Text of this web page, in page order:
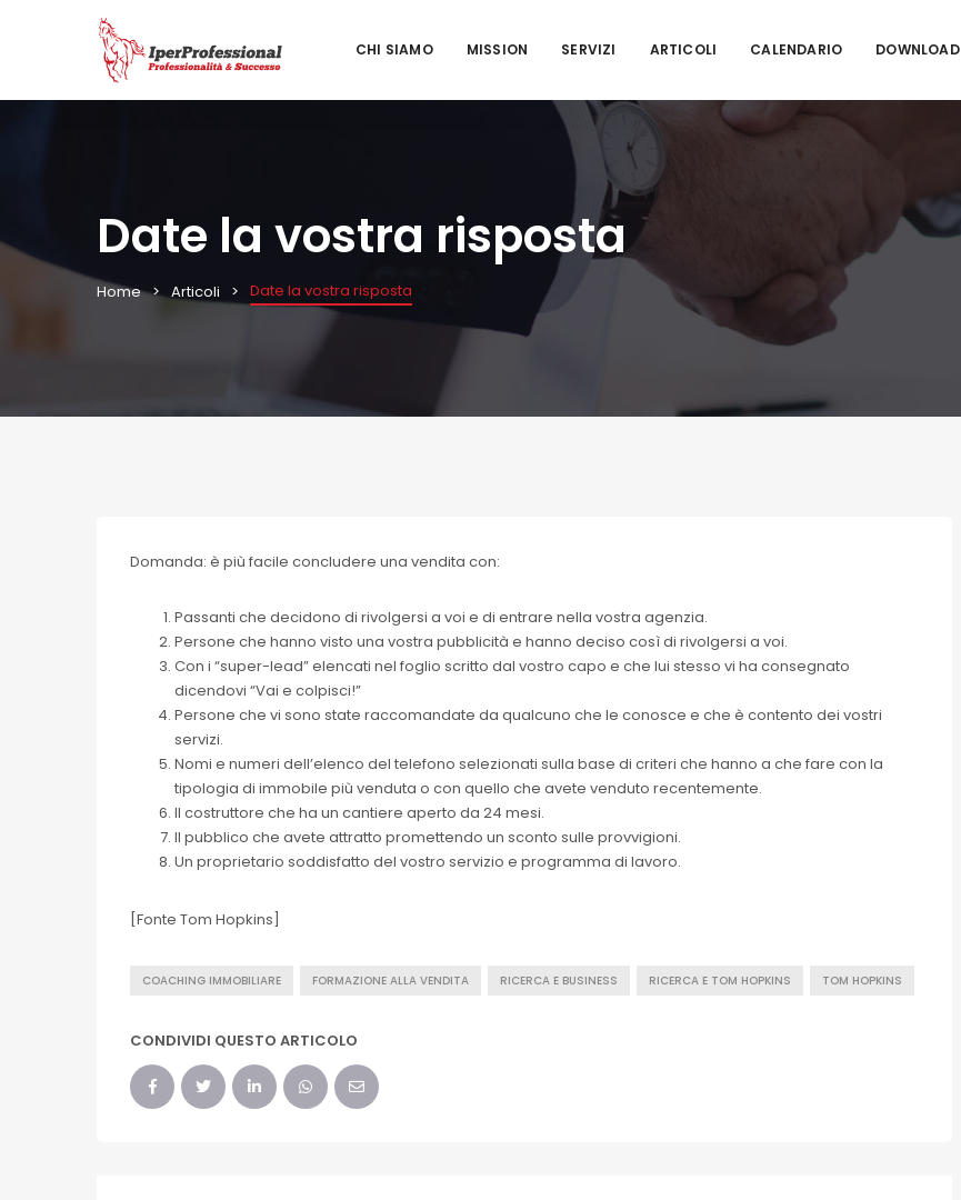
CHI SIAMO MISSION SERVIZI ARTICOLI CALENDARIO DOWNLOAD
Date la vostra risposta
Home Articoli Date la vostra risposta
Domanda: è più facile concludere una vendita con:
Passanti che decidono di rivolgersi a voi e di entrare nella vostra agenzia.
Persone che hanno visto una vostra pubblicità e hanno deciso così di rivolgersi a voi.
Con i “super-lead” elencati nel foglio scritto dal vostro capo e che lui stesso vi ha consegnato
dicendovi “Vai e colpisci!”
Persone che vi sono state raccomandate da qualcuno che le conosce e che è contento dei vostri
servizi.
Nomi e numeri dell’elenco del telefono selezionati sulla base di criteri che hanno a che fare con la
tipologia di immobile più venduta o con quello che avete venduto recentemente.
Il costruttore che ha un cantiere aperto da 24 mesi.
Il pubblico che avete attratto promettendo un sconto sulle provvigioni.
Un proprietario soddisfatto del vostro servizio e programma di lavoro.
[Fonte Tom Hopkins]
COACHING IMMOBILIARE FORMAZIONE ALLA VENDITA RICERCA E BUSINESS RICERCA E TOM HOPKINS TOM HOPKINS
CONDIVIDI QUESTO ARTICOLO